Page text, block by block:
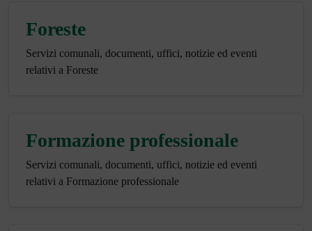
Foreste
Servizi comunali, documenti, uffici, notizie ed eventi
relativi a Foreste
Formazione professionale
Servizi comunali, documenti, uffici, notizie ed eventi
relativi a Formazione professionale